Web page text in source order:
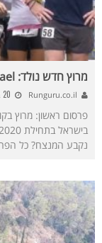
מרוץ חדש נולד: DNF Challenge – Backyard Ultra Israel
Runguru.co.il 20 באוגוסט 2019
נקבע המנצח? כל